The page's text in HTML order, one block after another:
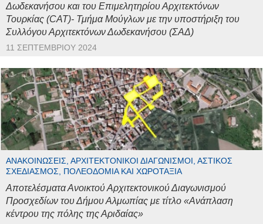
Δωδεκανήσου και του Επιμελητηρίου Αρχιτεκτόνων
Τουρκίας (CAT)- Τμήμα Μούγλων με την υποστήριξη του
Συλλόγου Αρχιτεκτόνων Δωδεκανήσου (ΣΑΔ)
11 ΣΕΠΤΕΜΒΡΊΟΥ 2024
ΑΝΑΚΟΙΝΏΣΕΙΣ, ΑΡΧΙΤΕΚΤΟΝΙΚΟΊ ΔΙΑΓΩΝΙΣΜΟΊ, ΑΣΤΙΚΌΣ
ΣΧΕΔΙΑΣΜΌΣ, ΠΟΛΕΟΔΟΜΊΑ ΚΑΙ ΧΩΡΟΤΑΞΊΑ
Αποτελέσματα Ανοικτού Αρχιτεκτονικού Διαγωνισμού
Προσχεδίων του Δήμου Αλμωπίας με τίτλο «Ανάπλαση
κέντρου της πόλης της Αριδαίας»